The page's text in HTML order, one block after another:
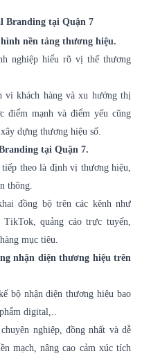
Branding tại Quận 7
nền tảng thương hiệu.
nghiệp hiểu rõ vị thế thương
vi khách hàng và xu hướng thị
điểm mạnh và điểm yếu cũng
dựng thương hiệu số.
tại Quận 7.
theo là định vị thương hiệu,
thông.
đồng bộ trên các kênh như
TikTok, quảng cáo trực tuyến,
mục tiêu.
nhận diện thương hiệu trên
bộ nhận diện thương hiệu bao
digital,..
nghiệp, đồng nhất và dễ
mạch, nâng cao cảm xúc tích